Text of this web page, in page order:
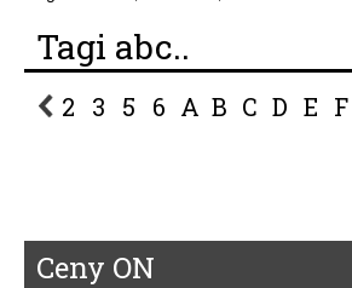
Tagi abc..
2 3 5 6 A B C D E F
Ceny ON